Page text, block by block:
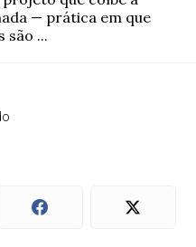
— prática em que
são ...